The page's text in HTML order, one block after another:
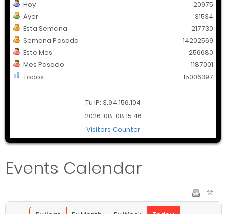
Hoy
Ayer
Esta Semana
Semana Pasada
Este Mes
Mes Pasado
Todos
20975
31534
217730
14202569
256680
1187001
15006397
Tu IP: 3.94.156.104
2026-08-08 15:46
Visitors Counter
Events Calendar